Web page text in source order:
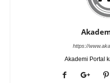
https://
Akademi Portal